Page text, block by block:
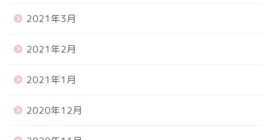
2021年3月
2021年2月
2021年1月
2020年12月